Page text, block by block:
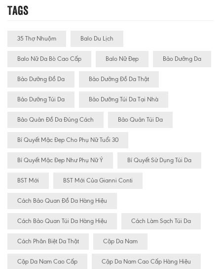
Tags
35 Thợ Nhuộm Balo Du Lịch
Balo Nữ Da Bò Cao Cấp Balo Nữ Đẹp Bảo Dưỡng Da
Bảo Dưỡng Đồ Da Bảo Dưỡng Đồ Da Thật
Bảo Dưỡng Túi Da Bảo Dưỡng Túi Da Tại Nhà
Bảo Quản Đồ Da Đúng Cách Bảo Quản Túi Da
Bí Quyết Mặc Đẹp Cho Phụ Nữ Tuổi 30
Bí Quyết Mặc Đẹp Như Phụ Nữ Ý Bí Quyết Sử Dụng Túi Da
BST Mới BST Mới Của Gianni Conti
Cách Bảo Quan Đồ Da Hàng Hiệu
Cách Bảo Quan Túi Da Hàng Hiệu Cách Làm Sạch Túi Da
Cách Phân Biệt Da Thật Cặp Da Nam
Cặp Da Nam Cao Cấp Cặp Da Nam Cao Cấp Hàng Hiệu